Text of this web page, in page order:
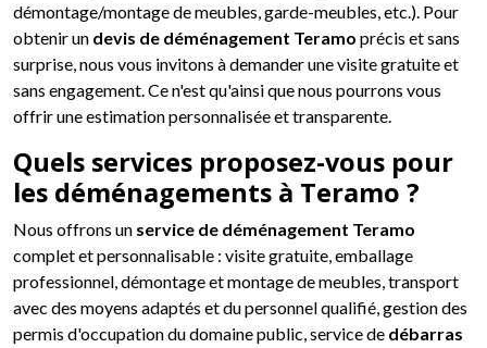
démontage/montage de meubles, garde-meubles, etc.). Pour
obtenir un devis de déménagement Teramo précis et sans
surprise, nous vous invitons à demander une visite gratuite et
sans engagement. Ce n'est qu'ainsi que nous pourrons vous
offrir une estimation personnalisée et transparente.
Quels services proposez-vous pour
les déménagements à Teramo ?
Nous offrons un service de déménagement Teramo
complet et personnalisable : visite gratuite, emballage
professionnel, démontage et montage de meubles, transport
avec des moyens adaptés et du personnel qualifié, gestion des
permis d'occupation du domaine public, service de débarras